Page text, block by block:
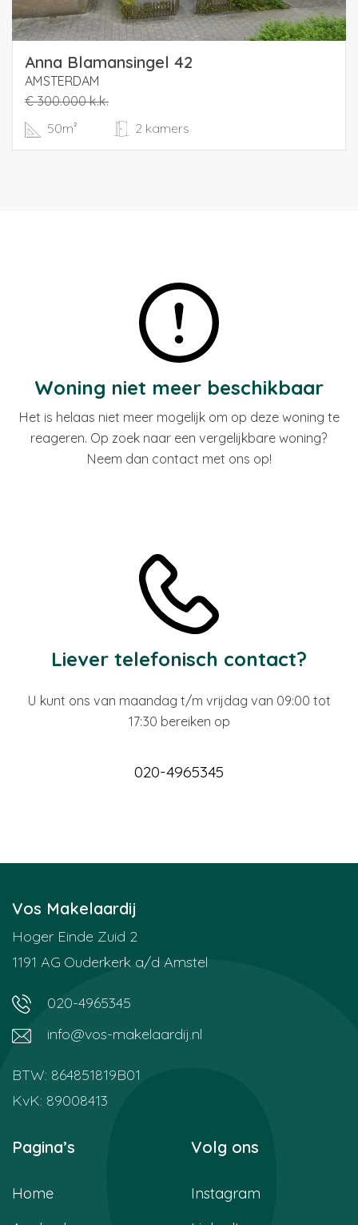
Anna Blamansingel 42
AMSTERDAM
€ 300.000 k.k.
50m²
2 kamers
Woning niet meer beschikbaar
Het is helaas niet meer mogelijk om op deze woning te
reageren. Op zoek naar een vergelijkbare woning?
Neem dan contact met ons op!
Liever telefonisch contact?
U kunt ons van maandag t/m vrijdag van 09:00 tot
17:30 bereiken op
020-4965345
Vos Makelaardij
Hoger Einde Zuid 2
1191 AG Ouderkerk a/d Amstel
020-4965345
info@vos-makelaardij.nl
BTW: 864851819B01
KvK: 89008413
Pagina’s
Home
Volg ons
Instagram